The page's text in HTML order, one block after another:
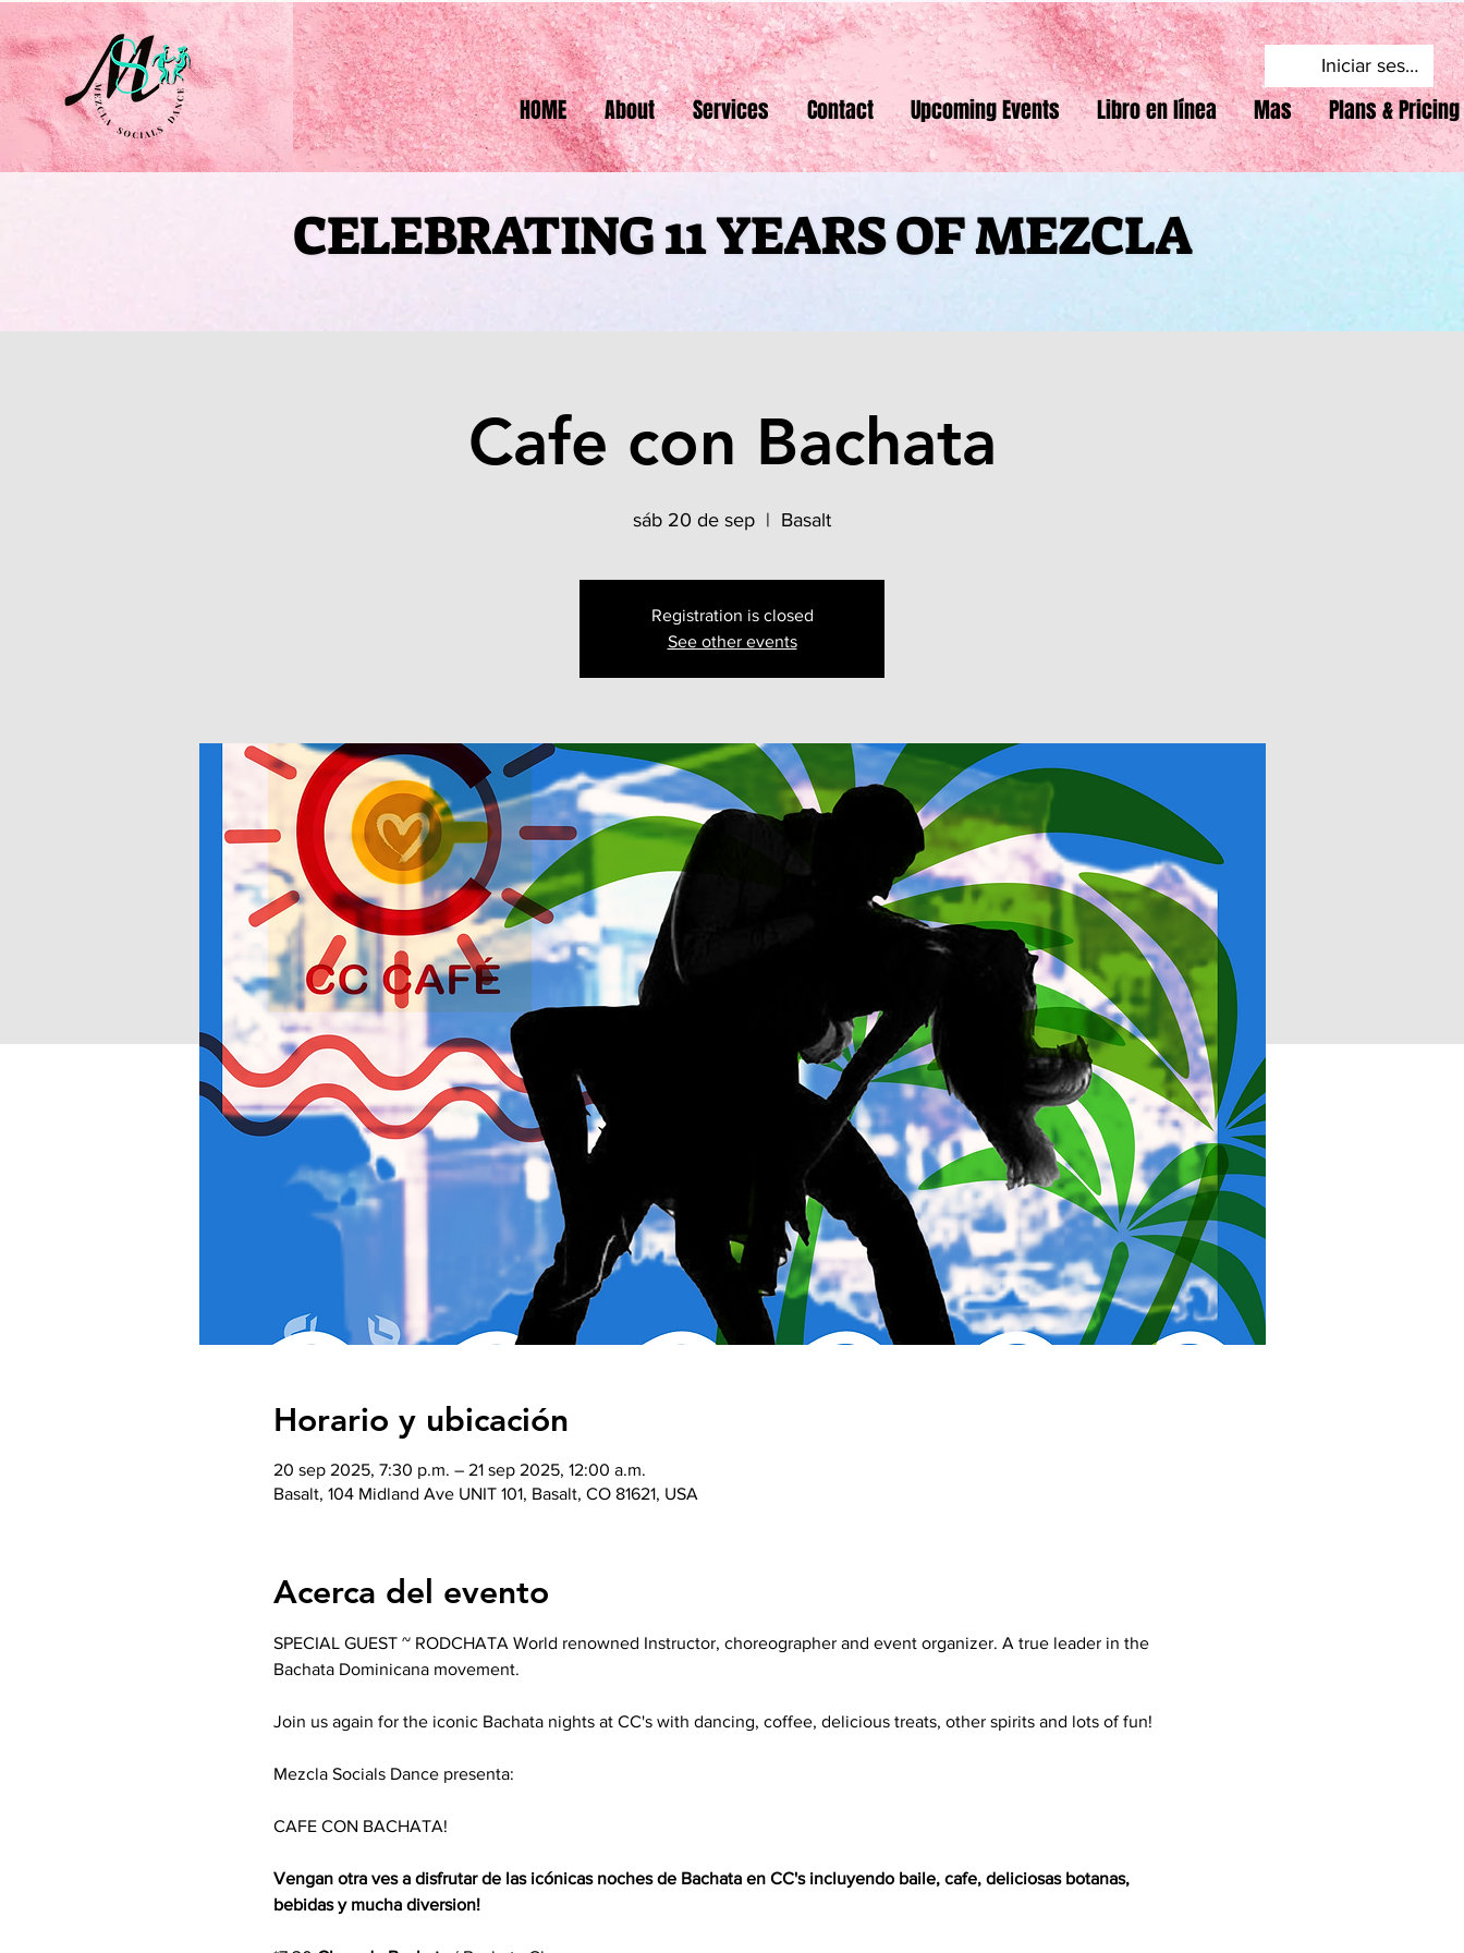
Iniciar sesión
HOME About Services Contact Upcoming Events Libro en línea Mas Plans & Pricing
CELEBRATING 11 YEARS OF MEZCLA
CELEBRATING 11 YEARS OF MEZCLA
Cafe con Bachata
sáb 20 de sep
  |
Basalt
Registration is closed
See other events
Horario y ubicación
20 sep 2025, 7:30 p.m. – 21 sep 2025, 12:00 a.m.
Basalt, 104 Midland Ave UNIT 101, Basalt, CO 81621, USA
Acerca del evento
SPECIAL GUEST ~ RODCHATA World renowned Instructor, choreographer and event organizer. A true leader in the
Bachata Dominicana movement.
Join us again for the iconic Bachata nights at CC's with dancing, coffee, delicious treats, other spirits and lots of fun!
Mezcla Socials Dance presenta:
CAFE CON BACHATA!
Vengan otra ves a disfrutar de las icónicas noches de Bachata en CC's incluyendo baile, cafe, deliciosas botanas,
bebidas y mucha diversion!